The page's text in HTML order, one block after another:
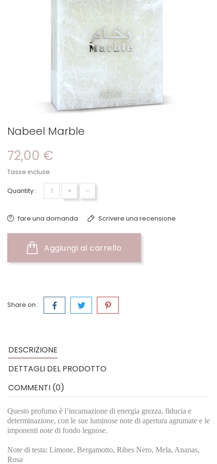
Nabeel Marble
72,00 €
Tasse incluse
Quantity : + -
fare una domanda Scrivere una recensione
Aggiungi al carrello
Share on :
DESCRIZIONE
DETTAGLI DEL PRODOTTO
COMMENTI (0)
Questo profumo è l’incarnazione di energia grezza, fiducia e
determinazione, con le sue luminose note di apertura agrumate e le
imponenti note di fondo legnose.
Note di testa: Limone, Bergamotto, Ribes Nero, Mela, Ananas,
Rosa